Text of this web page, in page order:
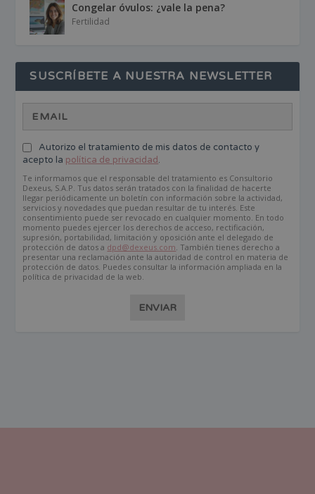
Congelar óvulos: ¿vale la pena?
Fertilidad
SUSCRÍBETE A NUESTRA NEWSLETTER
Autorizo el tratamiento de mis datos de contacto y
acepto la política de privacidad.
Te informamos que el responsable del tratamiento es Consultorio
Dexeus, S.A.P. Tus datos serán tratados con la finalidad de hacerte
llegar periódicamente un boletín con información sobre la actividad,
servicios y novedades que puedan resultar de tu interés. Este
consentimiento puede ser revocado en cualquier momento. En todo
momento puedes ejercer los derechos de acceso, rectificación,
supresión, portabilidad, limitación y oposición ante el delegado de
protección de datos a dpd@dexeus.com. También tienes derecho a
presentar una reclamación ante la autoridad de control en materia de
protección de datos. Puedes consultar la información ampliada en la
política de privacidad de la web.
ENVIAR